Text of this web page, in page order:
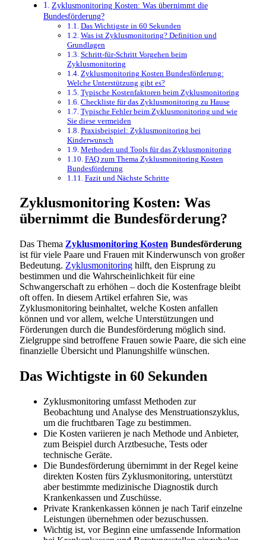
Zyklusmonitoring Kosten: Was übernimmt die
Bundesförderung?
Das Wichtigste in 60 Sekunden
Was ist Zyklusmonitoring? Definition und
Grundlagen
Schritt-für-Schritt Vorgehen beim
Zyklusmonitoring
Zyklusmonitoring Kosten Bundesförderung:
Welche Unterstützung gibt es?
Typische Kostenfaktoren beim Zyklusmonitoring
Checkliste für das Zyklusmonitoring zu Hause
Typische Fehler beim Zyklusmonitoring und wie
Sie diese vermeiden
Praxisbeispiel: Zyklusmonitoring bei
Kinderwunsch
Methoden und Tools für das Zyklusmonitoring
FAQ zum Thema Zyklusmonitoring Kosten
Bundesförderung
Fazit und Nächste Schritte
Zyklusmonitoring Kosten: Was
übernimmt die Bundesförderung?
Das Thema Zyklusmonitoring Kosten Bundesförderung
ist für viele Paare und Frauen mit Kinderwunsch von großer
Bedeutung. Zyklusmonitoring hilft, den Eisprung zu
bestimmen und die Wahrscheinlichkeit für eine
Schwangerschaft zu erhöhen – doch die Kostenfrage bleibt
oft offen. In diesem Artikel erfahren Sie, was
Zyklusmonitoring beinhaltet, welche Kosten anfallen
können und vor allem, welche Unterstützungen und
Förderungen durch die Bundesförderung möglich sind.
Zielgruppe sind betroffene Frauen sowie Paare, die sich eine
finanzielle Übersicht und Planungshilfe wünschen.
Das Wichtigste in 60 Sekunden
Zyklusmonitoring umfasst Methoden zur
Beobachtung und Analyse des Menstruationszyklus,
um die fruchtbaren Tage zu bestimmen.
Die Kosten variieren je nach Methode und Anbieter,
zum Beispiel durch Arztbesuche, Tests oder
technische Geräte.
Die Bundesförderung übernimmt in der Regel keine
direkten Kosten fürs Zyklusmonitoring, unterstützt
aber bestimmte medizinische Diagnostik durch
Krankenkassen und Zuschüsse.
Private Krankenkassen können je nach Tarif einzelne
Leistungen übernehmen oder bezuschussen.
Wichtig ist, vor Beginn eine umfassende Information